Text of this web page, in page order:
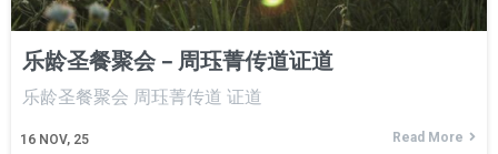
乐龄圣餐聚会 – 周珏菁传道证道
16 NOV, 25
乐龄圣餐聚会 周珏菁传道 证道
Read More